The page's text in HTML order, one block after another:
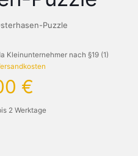
Puzzle
Kleinunternehmer nach §19 (1)
€
2 Werktage